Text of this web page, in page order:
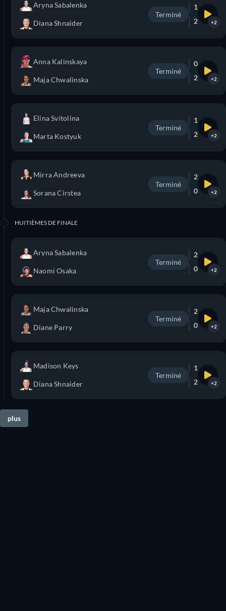
Aryna Sabalenka
Diana Shnaider
Terminé
1
2
+2
Anna Kalinskaya
Maja Chwalinska
Terminé
0
2
+2
Elina Svitolina
Marta Kostyuk
Terminé
1
2
+2
Mirra Andreeva
Sorana Cirstea
Terminé
2
0
+2
HUITIÈMES DE FINALE
Aryna Sabalenka
Naomi Osaka
Terminé
2
0
+2
Maja Chwalinska
Diane Parry
Terminé
2
0
+2
Madison Keys
Diana Shnaider
Terminé
1
2
+2
plus